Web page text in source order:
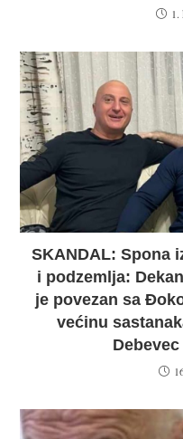
SKANDAL: Spona
i podzemlja:
je povezan sa
većinu